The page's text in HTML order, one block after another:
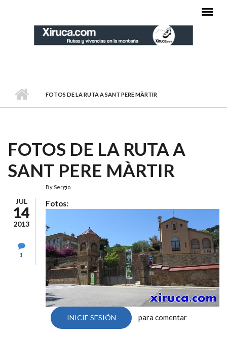
FOTOS DE LA RUTA A SANT PERE MÀRTIR
FOTOS DE LA RUTA A
SANT PERE MÀRTIR
JUL
14
2013
1
BySergio
Fotos:
INICIE SESIÓN para comentar